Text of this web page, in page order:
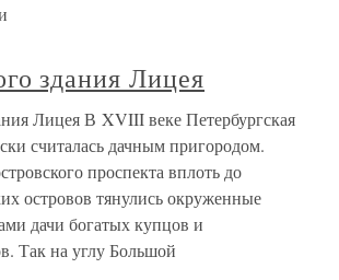
здания Лицея
Лицея В XVIII веке Петербургская
считалась дачным пригородом.
проспекта вплоть до
островов тянулись окруженные
дачи богатых купцов и
Так на углу Большой